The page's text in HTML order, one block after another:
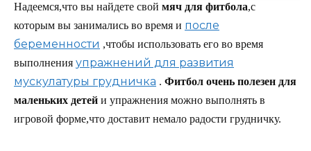
Надеемся,что вы найдете свой мяч для фитбола,с
которым вы занимались во время и после
беременности ,чтобы использовать его во время
выполнения упражнений для развития
мускулатуры грудничка . Фитбол очень полезен для
маленьких детей и упражнения можно выполнять в
игровой форме,что доставит немало радости грудничку.